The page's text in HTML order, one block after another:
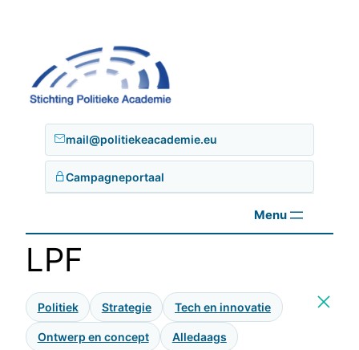
inhoud
mail@politiekeacademie.eu
Campagneportaal
LPF
Politiek Strategie Tech en innovatie
Ontwerp en concept Alledaags